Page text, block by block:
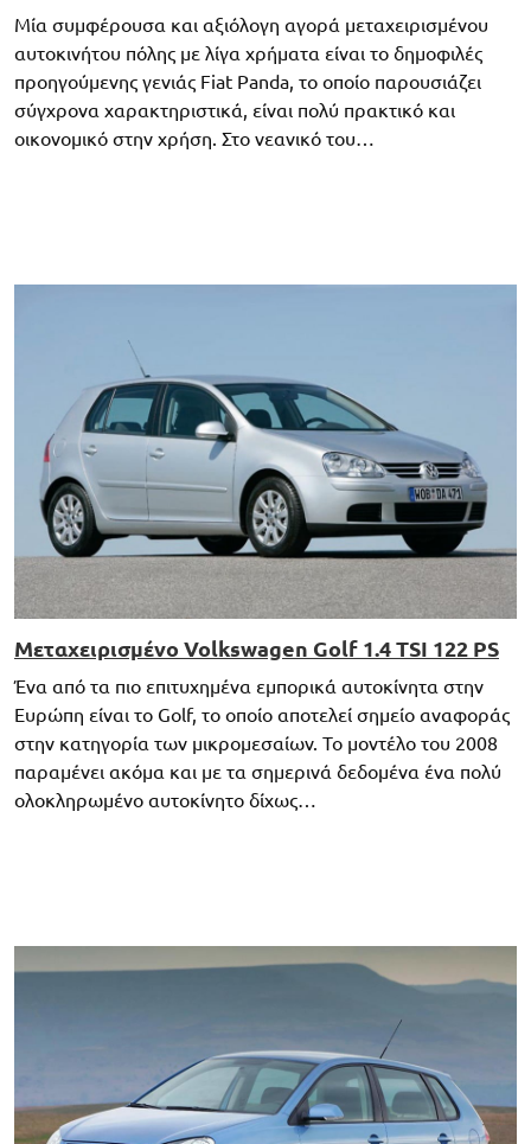
Μία συμφέρουσα και αξιόλογη αγορά μεταχειρισμένου
αυτοκινήτου πόλης με λίγα χρήματα είναι το δημοφιλές
προηγούμενης γενιάς Fiat Panda, το οποίο παρουσιάζει
σύγχρονα χαρακτηριστικά, είναι πολύ πρακτικό και
οικονομικό στην χρήση. Στο νεανικό του…
Μεταχειρισμένο Volkswagen Golf 1.4 TSI 122 PS
Ένα από τα πιο επιτυχημένα εμπορικά αυτοκίνητα στην
Ευρώπη είναι το Golf, το οποίο αποτελεί σημείο αναφοράς
στην κατηγορία των μικρομεσαίων. Το μοντέλο του 2008
παραμένει ακόμα και με τα σημερινά δεδομένα ένα πολύ
ολοκληρωμένο αυτοκίνητο δίχως…